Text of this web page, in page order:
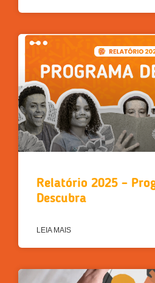
Relatório 2025 –
Descubra
LEIA MAIS